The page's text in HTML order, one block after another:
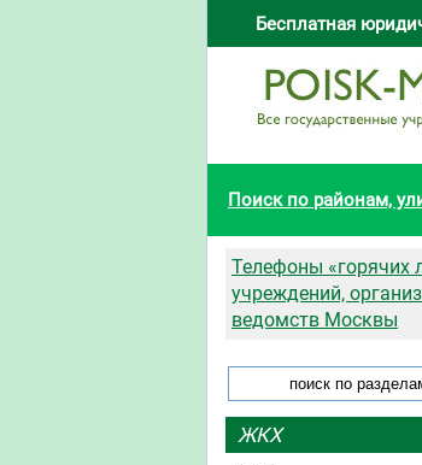
Бесплатная
Поиск по районам,
Телефоны «горячих
учреждений,
ведомств Москвы
ЖКХ